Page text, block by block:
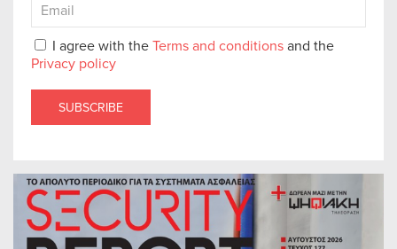
I agree with theTerms and conditionsand the
Privacy policy
SUBSCRIBE